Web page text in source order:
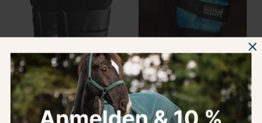
ARMA
Gamaschen Hot/Cold
Joint Relief Schwarz
WALDHAUSEN
HEALTH + CARE
Sprunggelenks
Kühlgamasche Cooling
Gel Blau Full